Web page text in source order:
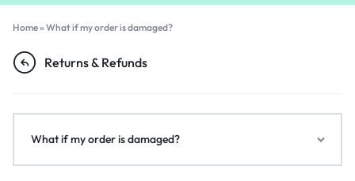
Home» What if my order is damaged?
Returns & Refunds
What if my order is damaged?